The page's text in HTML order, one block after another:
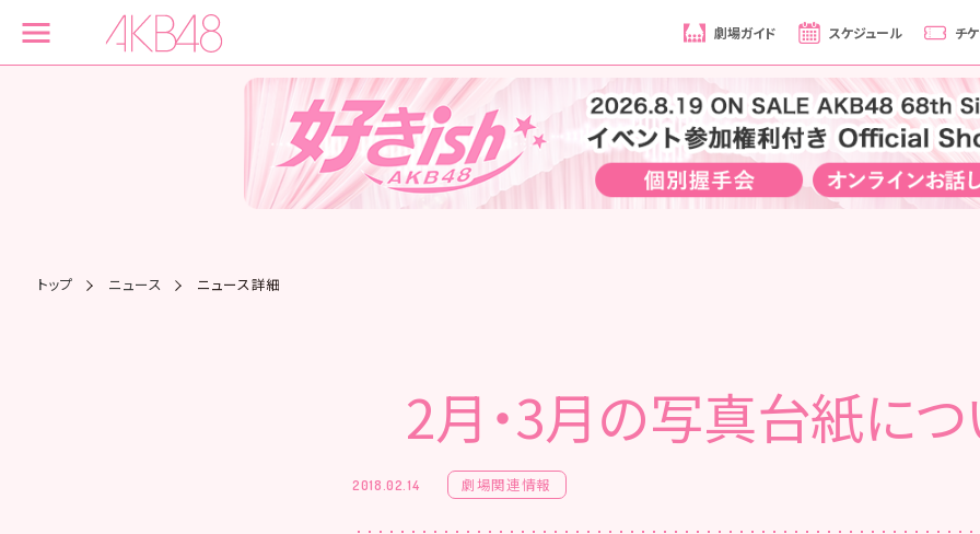
劇場ガイド スケジュール チ
トップ ニュース ニュース詳細
2月・3月の写真台紙につ
2018.02.14 劇場関連情報